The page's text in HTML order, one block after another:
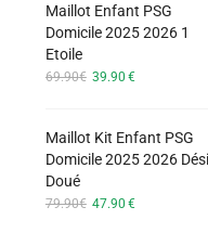
était :
94.90€.
est :
49.90€.
Maillot Enfant PSG
Domicile 2025 2026 1
Etoile
69.90€ Le
était :
69.90€.
39.90 €Le
est :
39.90€.
Maillot Kit Enfant PSG
Domicile 2025 2026
Doué
79.90€ Le
47.90 €Le